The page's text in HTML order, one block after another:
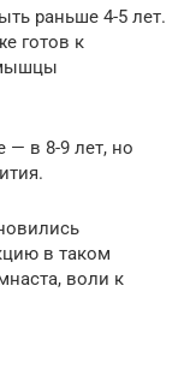
раньше 4-5 лет.
готов к
— в 8-9 лет, но
в таком
воли к